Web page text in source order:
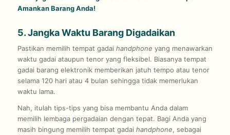
Amankan Barang Anda!
5. Jangka Waktu Barang Digadaikan
Pastikan memilih tempat gadai handphone yang menawarkan
waktu gadai ataupun tenor yang fleksibel. Biasanya tempat
gadai barang elektronik memberikan jatuh tempo atau tenor
selama 120 hari atau 4 bulan sehingga tidak memerlukan
waktu lama.
Nah, itulah tips-tips yang bisa membantu Anda dalam
memilih lembaga pergadaian dengan tepat. Bagi Anda yang
masih bingung memilih tempat gadai handphone, sebagai